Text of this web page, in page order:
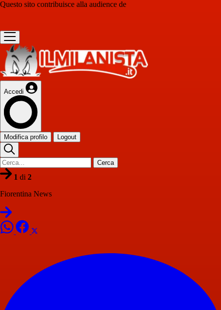
Questo sito contribuisce alla audience de
Accedi
Modifica profilo Logout
Cerca
1 di 2
Fiorentina News